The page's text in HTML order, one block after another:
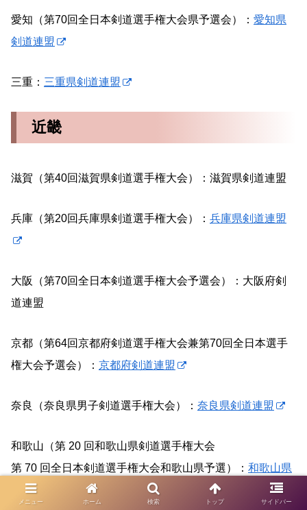
愛知（第70回全日本剣道選手権大会県予選会）： 愛知県
剣道連盟
三重： 三重県剣道連盟
近畿
滋賀（第40回滋賀県剣道選手権大会）：滋賀県剣道連盟
兵庫（第20回兵庫県剣道選手権大会）： 兵庫県剣道連盟
大阪（第70回全日本剣道選手権大会予選会）：大阪府剣
道連盟
京都（第64回京都府剣道選手権大会兼第70回全日本選手
権大会予選会）： 京都府剣道連盟
奈良（奈良県男子剣道選手権大会）： 奈良県剣道連盟
和歌山（第 20 回和歌山県剣道選手権大会
第 70 回全日本剣道選手権大会和歌山県予選）： 和歌山県
剣道連盟
メニュー ホーム 検索 トップ サイドバー